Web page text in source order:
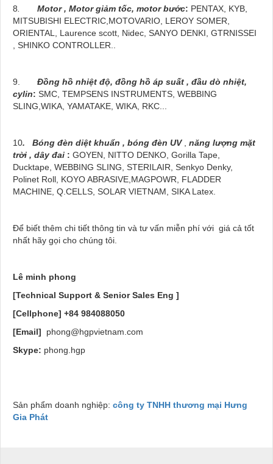
8. Motor , Motor giảm tốc, motor bước: PENTAX, KYB,
MITSUBISHI ELECTRIC,MOTOVARIO, LEROY SOMER,
ORIENTAL, Laurence scott, Nidec, SANYO DENKI, GTRNISSEI
, SHINKO CONTROLLER..
9. Đồng hồ nhiệt độ, đồng hồ áp suất , đầu dò nhiệt,
cylin: SMC, TEMPSENS INSTRUMENTS, WEBBING
SLING,WIKA, YAMATAKE, WIKA, RKC...
10. Bóng đèn diệt khuẩn , bóng đèn UV, năng lượng mặt
trời , dây đai : GOYEN, NITTO DENKO, Gorilla Tape,
Ducktape, WEBBING SLING, STERILAIR, Senkyo Denky,
Polinet Roll, KOYO ABRASIVE,MAGPOWR, FLADDER
MACHINE, Q.CELLS, SOLAR VIETNAM, SIKA Latex.
Để biết thêm chi tiết thông tin và tư vấn miễn phí với giá cả tốt
nhất hãy gọi cho chúng tôi.
Lê minh phong
[Technical Support & Senior Sales Eng ]
[Cellphone] +84 984088050
[Email] phong@hgpvietnam.com
Skype: phong.hgp
Sản phẩm doanh nghiệp: công ty TNHH thương mại Hưng
Gia Phát